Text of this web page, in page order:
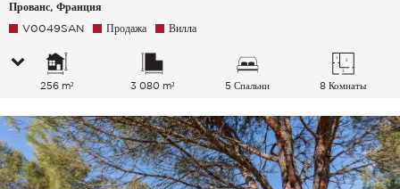
Прованс, Франция
V0049SAN Продажа Вилла
256 m² 3 080 m² 5 Спальни 8 Комнаты